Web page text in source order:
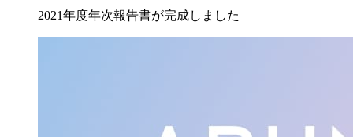
2021年度年次報告書が完成しました